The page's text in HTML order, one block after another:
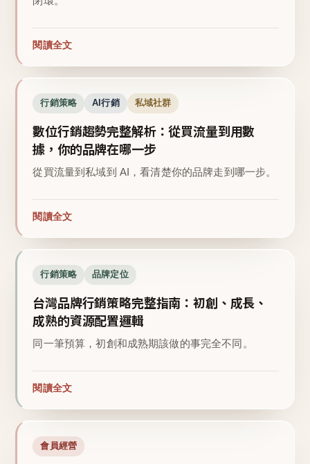
閱讀全文
行銷策略 AI行銷 私域社群
數位行銷趨勢完整解析：從買流量到用數
據，你的品牌在哪一步
從買流量到私域到 AI，看清楚你的品牌走到哪一步。
閱讀全文
行銷策略 品牌定位
台灣品牌行銷策略完整指南：初創、成長、
成熟的資源配置邏輯
同一筆預算，初創和成熟期該做的事完全不同。
閱讀全文
會員經營